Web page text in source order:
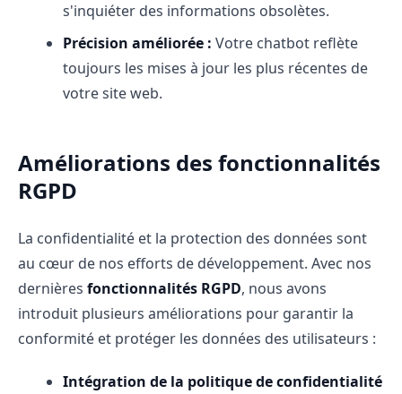
s'inquiéter des informations obsolètes.
Précision améliorée : Votre chatbot reflète
toujours les mises à jour les plus récentes de
votre site web.
Améliorations des fonctionnalités
RGPD
La confidentialité et la protection des données sont
au cœur de nos efforts de développement. Avec nos
dernières fonctionnalités RGPD, nous avons
introduit plusieurs améliorations pour garantir la
conformité et protéger les données des utilisateurs :
Intégration de la politique de confidentialité